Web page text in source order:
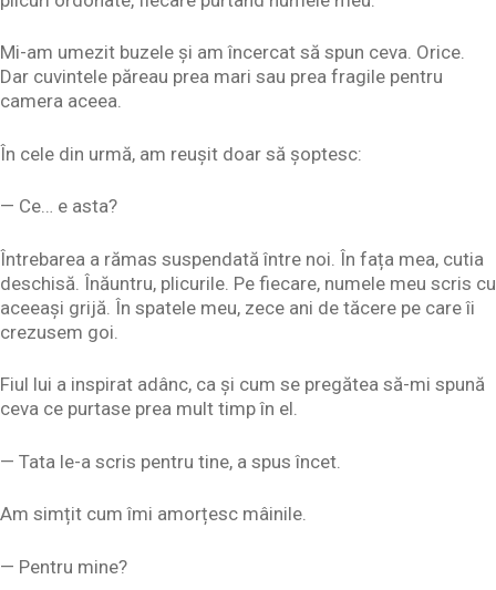
Mi-am umezit buzele și am încercat să spun ceva. Orice.
Dar cuvintele păreau prea mari sau prea fragile pentru
camera aceea.
În cele din urmă, am reușit doar să șoptesc:
— Ce… e asta?
Întrebarea a rămas suspendată între noi. În fața mea, cutia
deschisă. Înăuntru, plicurile. Pe fiecare, numele meu scris cu
aceeași grijă. În spatele meu, zece ani de tăcere pe care îi
crezusem goi.
Fiul lui a inspirat adânc, ca și cum se pregătea să-mi spună
ceva ce purtase prea mult timp în el.
— Tata le-a scris pentru tine, a spus încet.
Am simțit cum îmi amorțesc mâinile.
— Pentru mine?